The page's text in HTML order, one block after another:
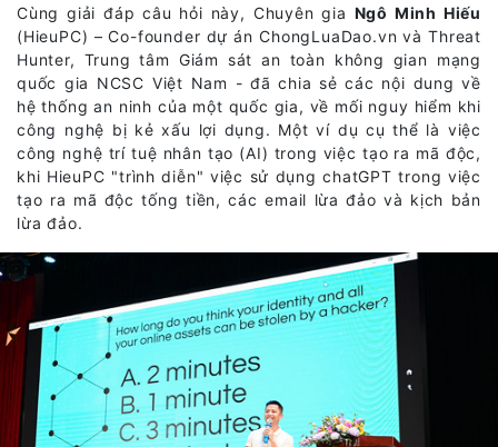
Cùng giải đáp câu hỏi này, Chuyên gia Ngô Minh Hiếu
(HieuPC) – Co-founder dự án ChongLuaDao.vn và Threat
Hunter, Trung tâm Giám sát an toàn không gian mạng
quốc gia NCSC Việt Nam - đã chia sẻ các nội dung về
hệ thống an ninh của một quốc gia, về mối nguy hiểm khi
công nghệ bị kẻ xấu lợi dụng. Một ví dụ cụ thể là việc
công nghệ trí tuệ nhân tạo (AI) trong việc tạo ra mã độc,
khi HieuPC "trình diễn" việc sử dụng chatGPT trong việc
tạo ra mã độc tống tiền, các email lừa đảo và kịch bản
lừa đảo.